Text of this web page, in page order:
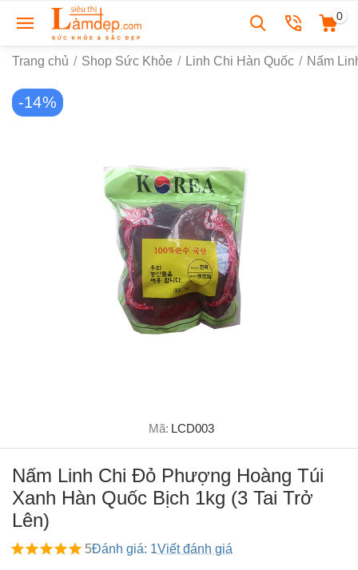
0
Trang chủ / Shop Sức Khỏe / Linh Chi Hàn Quốc / Nấm
-14%
Mã: LCD003
Nấm Linh Chi Đỏ Phượng Hoàng Túi
Xanh Hàn Quốc Bịch 1kg (3 Tai Trở
Lên)
5Đánh giá: 1Viết đánh giá